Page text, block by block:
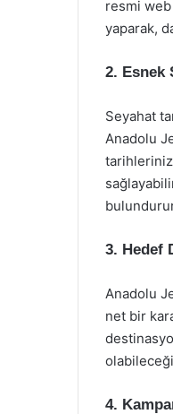
resmi
yaparak,
2. Esnek
Seyahat
Anadolu
3. Hedef
Anadolu
net bir
4.